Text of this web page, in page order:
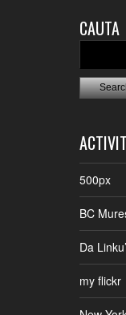
CAUTA
500px
BC
Da Linku’
my flickr